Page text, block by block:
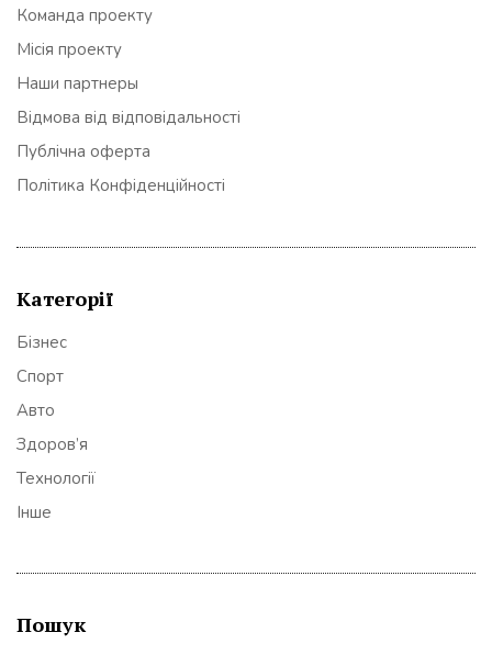
Команда проекту
Місія проекту
Наши партнеры
Відмова від відповідальності
Публічна оферта
Політика Конфіденційності
Категорії
Бізнес
Спорт
Авто
Здоров’я
Технології
Інше
Пошук